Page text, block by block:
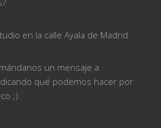
en la calle Ayala de Madrid
un mensaje a
qué podemos hacer por
;)